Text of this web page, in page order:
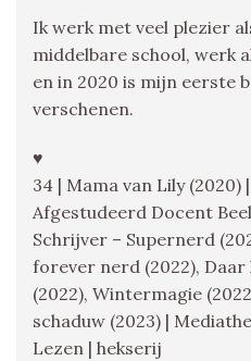
Ik werk met veel plezier
middelbare school, werk
en in 2020 is mijn eerste
verschenen.
♥
34 | Mama van Lily
Afgestudeerd Docent
Schrijver – Supernerd
forever nerd (2022),
(2022), Wintermagie
schaduw (2023) |
Lezen | hekserij